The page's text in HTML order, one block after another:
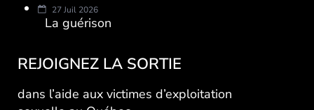
27 Juil 2026
La guérison
REJOIGNEZ LA SORTIE
dans l’aide aux victimes d’exploitation